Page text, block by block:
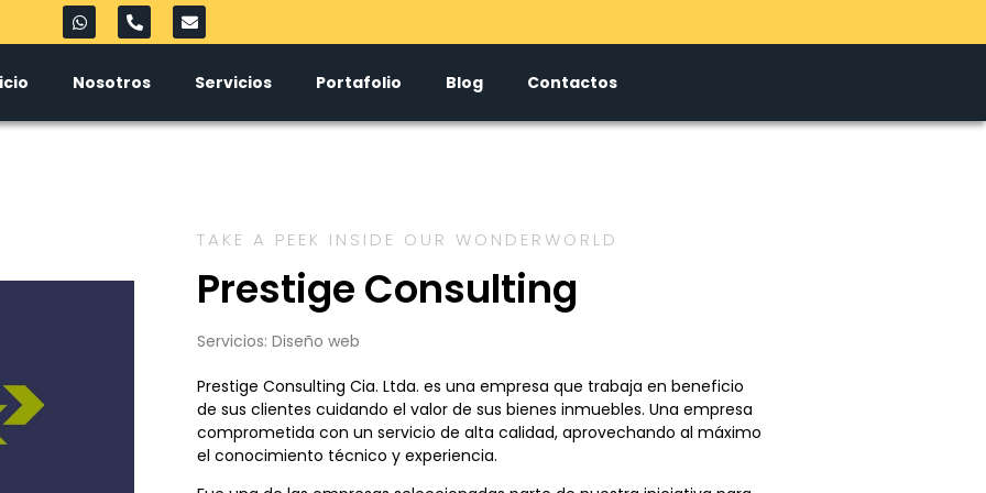
Nosotros Servicios Portafolio Blog Contactos
TAKE A PEEK INSIDE OUR WONDERWORLD
Prestige Consulting
Servicios: Diseño web
Prestige Consulting Cia. Ltda. es una empresa que trabaja en beneficio
de sus clientes cuidando el valor de sus bienes inmuebles. Una empresa
comprometida con un servicio de alta calidad, aprovechando al máximo
el conocimiento técnico y experiencia.